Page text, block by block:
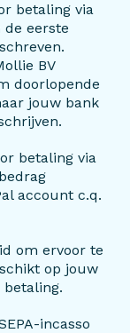
betaling via
de eerste
BV
doorlopende
jouw bank
betaling via
account c.q.
om ervoor te
op jouw
incasso